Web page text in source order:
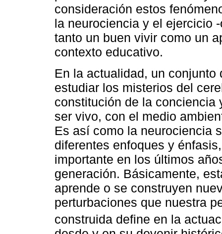
consideración estos
la neurociencia y el ejercicio
tanto un buen vivir como un
contexto educativo.
En la actualidad, un
estudiar los misterios del
constitución de la conciencia
ser vivo, con el medio
Es así como la neurociencia
diferentes enfoques y
importante en los últimos
generación. Básicamente,
aprende o se construyen
perturbaciones que nuestra
construida define en la